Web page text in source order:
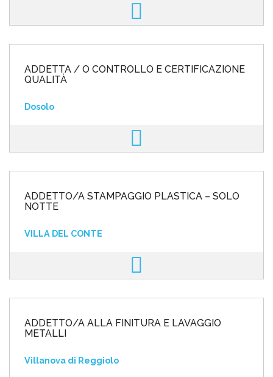
ADDETTA / O CONTROLLO E CERTIFICAZIONE
QUALITÀ
Dosolo
ADDETTO/A STAMPAGGIO PLASTICA – SOLO
NOTTE
VILLA DEL CONTE
ADDETTO/A ALLA FINITURA E LAVAGGIO
METALLI
Villanova di Reggiolo